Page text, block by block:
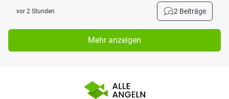
vor 2 Stunden 2 Beiträge
Mehr anzeigen